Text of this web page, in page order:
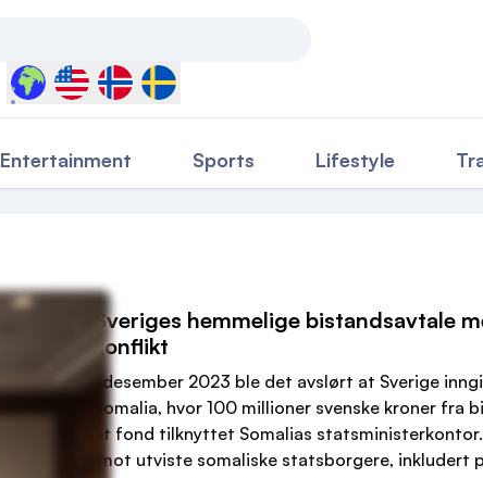
Select a country to filter content
Entertainment Sports Lifestyle
Sveriges hemmelige bistandsavtale
konflikt
I desember 2023 ble det avslørt at Sverige
Somalia, hvor 100 millioner svenske kroner
et fond tilknyttet Somalias
imot utviste somaliske statsborgere, inkludert